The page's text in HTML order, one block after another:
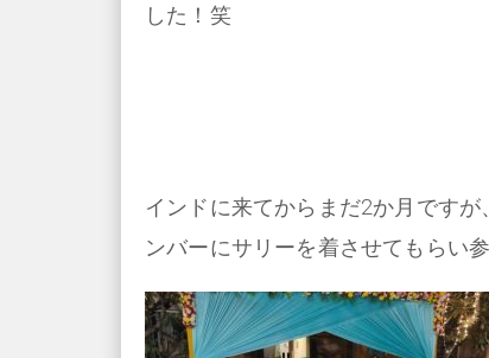
した！笑
インドに来てからまだ2か月です
ンバーにサリーを着させてもらい